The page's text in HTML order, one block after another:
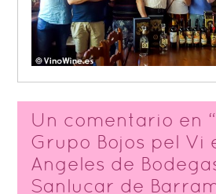
Un comentario en “
Grupo Bojos pel Vi
Angeles de
Sanlucar de